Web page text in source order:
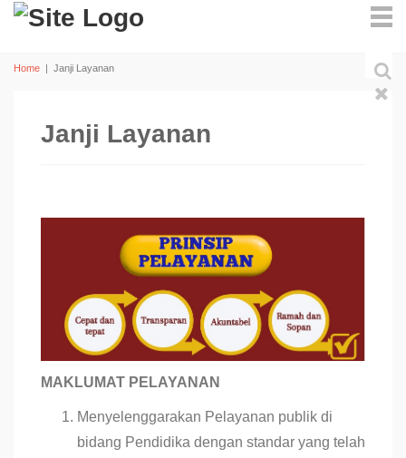
Home | Janji Layanan
Janji Layanan
MAKLUMAT PELAYANAN
Menyelenggarakan Pelayanan publik di
bidang Pendidika dengan standar yang telah